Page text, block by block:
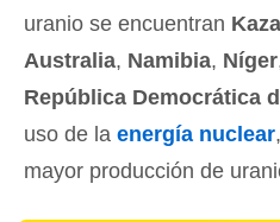
uranio se encuentran
Australia, Namibia, Níger
República Democrática
uso de la energía nuclear
mayor producción de